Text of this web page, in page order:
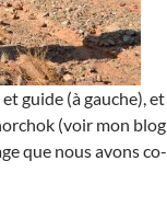
guide (à gauche), et
(voir mon blog
que nous avons co-